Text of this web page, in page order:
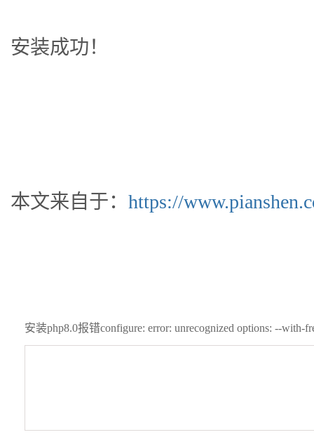
安装成功！
本文来自于： https://
安装php8.0报错configure: error: unrecognized options: --with-